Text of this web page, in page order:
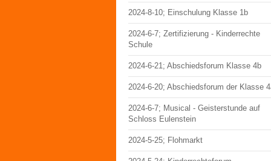
2024-8-10; Einschulung Klasse 1b
2024-6-7; Zertifizierung - Kinderrechte
Schule
2024-6-21; Abschiedsforum Klasse 4b
2024-6-20; Abschiedsforum der Klasse
2024-6-7; Musical - Geisterstunde auf
Schloss Eulenstein
2024-5-25; Flohmarkt